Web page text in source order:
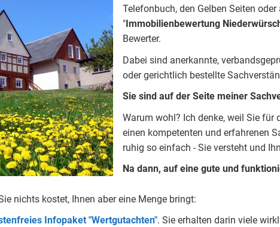
Telefonbuch, den Gelben Seiten
"Immobilienbewertung
Bewerter.
Dabei sind anerkannte,
oder gerichtlich bestellte
Sie sind auf der Seite meiner
Warum wohl? Ich denke, weil Sie für
einen kompetenten und erfahrenen
ruhig so einfach - Sie versteht und
Na dann, auf eine gute und
nichts kostet, Ihnen aber eine Menge bringt:
Infopaket "Wertgutachten". Sie erhalten darin viele